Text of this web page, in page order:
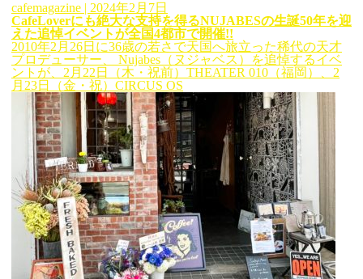
cafemagazine | 2024年2月7日
CafeLoverにも絶大な支持を得るNUJABESの生誕50年を迎
えた追悼イベントが全国4都市で開催!!
2010年2月26日に36歳の若さで天国へ旅立った稀代の天才
プロデューサー、 Nujabes（ヌジャベス）を追悼するイベ
ントが、2月22日（木・祝前）THEATER 010（福岡）、2
月23日（金・祝）CIRCUS OS